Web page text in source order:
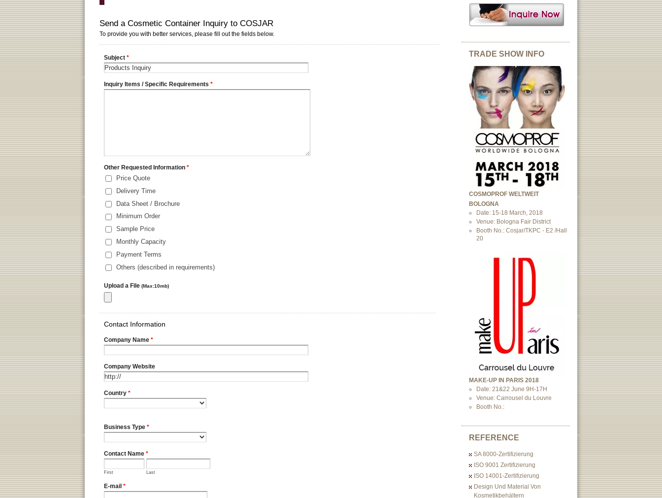
TRADE SHOW INFO
COSMOPROF WELTWEIT
BOLOGNA
Date: 15-18 March, 2018
Venue: Bologna Fair District
Booth No.: Cosjar/TKPC - E2 /Hall
20
MAKE-UP IN PARIS 2018
Date: 21&22 June 9H-17H
Venue: Carrousel du Louvre
Booth No.:
REFERENCE
SA 8000-Zertifizierung
ISO 9001 Zertifizierung
ISO 14001-Zertifizierung
Design Und Material Von
Kosmetikbehältern